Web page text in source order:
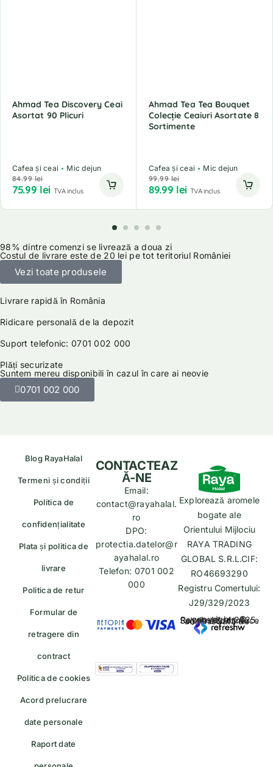
Ahmad Tea Discovery Ceai
Asortat 90 Plicuri
Cafea și ceai
Mic dejun
84.99lei
75.99 lei TVA inclus
Ahmad Tea Tea Bouquet
Colecție Ceaiuri Asortate 8
Sortimente
Cafea și ceai
Mic dejun
99.99lei
89.99 lei TVA inclus
98% dintre comenzi se livrează a doua zi
Costul de livrare este de 20 lei pe tot teritoriul României
Vezi toate produsele
Livrare rapidă în România
Ridicare personală de la depozit
Suport telefonic: 0701 002 000
Plăți securizate
Suntem mereu disponibili în cazul în care ai neovie
0701 002 000
Blog RayaHalal
Termeni și condiții
Politica de
confidențialitate
Plata și politica de
livrare
Politica de retur
Formular de
retragere din
contract
Politica de cookies
Acord prelucrare
date personale
Raport date
Explorează aromele
bogate ale
Orientului Mijlociu
RAYA TRADING
GLOBAL S.R.L.CIF:
RO46693290
Registru Comertului:
J29/329/2023
copyrights © Rayahalal.ro 2025. Soluție eCommerce administrată de
CONTACTEAZ
Ă-NE
Email:
contact@rayahalal.
ro
DPO:
protectia.datelor@r
ayahalal.ro
Telefon: 0701 002
000